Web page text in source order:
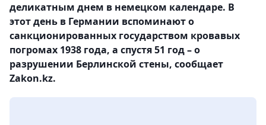
деликатным днем в немецком календаре. В
этот день в Германии вспоминают о
санкционированных государством кровавых
погромах 1938 года, а спустя 51 год – о
разрушении Берлинской стены, сообщает
Zakon.kz.